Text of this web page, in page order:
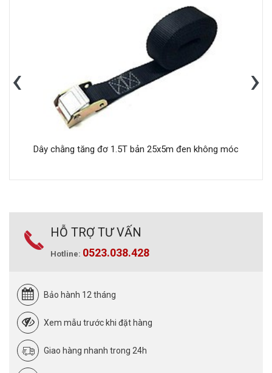
Dây chằng tăng đơ 1.5T bản 25x5m đen không móc
‹ ›
HỖ TRỢ TƯ VẤN
Hotline: 0523.038.428
Bảo hành 12 tháng
Xem mẫu trước khi đặt hàng
Giao hàng nhanh trong 24h